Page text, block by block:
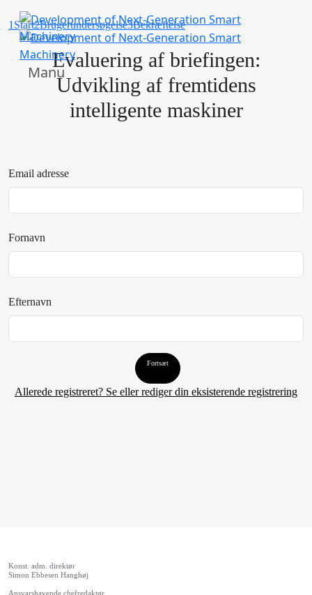
Manu
1 Start2Brugerundersøgelse3Bekræftelse
Evaluering af briefingen:
Udvikling af fremtidens
intelligente maskiner
Email adresse
Fornavn
Efternavn
Fortsæt
Allerede registreret? Se eller rediger din eksisterende registrering
Konst. adm. direktør
Simon Ebbesen Hanghøj
Ansvarshavende chefredaktør